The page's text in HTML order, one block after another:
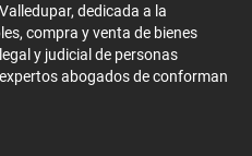
dedicada a la
compra y venta de bienes
y judicial de personas
abogados de conforman